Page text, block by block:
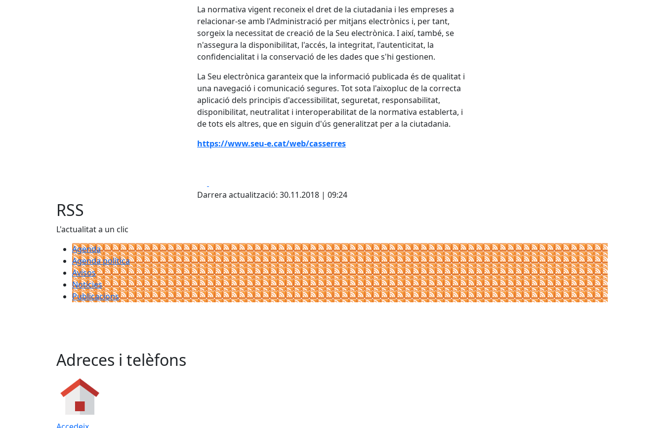
La normativa vigent reconeix el dret de la ciutadania i les empreses a
relacionar-se amb l'Administració per mitjans electrònics i, per tant,
sorgeix la necessitat de creació de la Seu electrònica. I així, també, se
n'assegura la disponibilitat, l'accés, la integritat, l'autenticitat, la
confidencialitat i la conservació de les dades que s'hi gestionen.
La Seu electrònica garanteix que la informació publicada és de qualitat i
una navegació i comunicació segures. Tot sota l'aixopluc de la correcta
aplicació dels principis d'accessibilitat, seguretat, responsabilitat,
disponibilitat, neutralitat i interoperabilitat de la normativa establerta, i
de tots els altres, que en siguin d'ús generalitzat per a la ciutadania.
https://www.seu-e.cat/web/casserres
Darrera actualització: 30.11.2018 | 09:24
RSS
L'actualitat a un clic
Agenda
Agenda política
Avisos
Notícies
Publicacions
Adreces i telèfons